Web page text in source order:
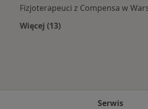
Fizjoterapeuci z Compensa w
Więcej (13)
Serwis